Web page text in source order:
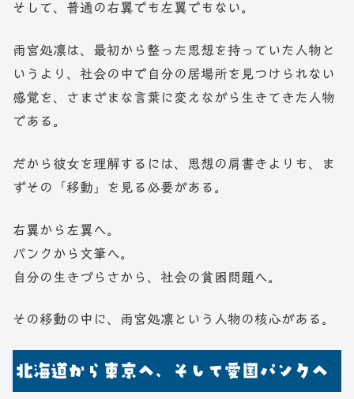
そして、普通の右翼でも左翼でもない。
雨宮処凛は、最初から整った思想を持っていた人物と
いうより、社会の中で自分の居場所を見つけられない
感覚を、さまざまな言葉に変えながら生きてきた人物
である。
だから彼女を理解するには、思想の肩書きよりも、ま
ずその「移動」を見る必要がある。
右翼から左翼へ。
パンクから文筆へ。
自分の生きづらさから、社会の貧困問題へ。
その移動の中に、雨宮処凛という人物の核心がある。
北海道から東京へ、そして愛国パンクへ